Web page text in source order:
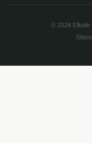
© 2026 Efkafe